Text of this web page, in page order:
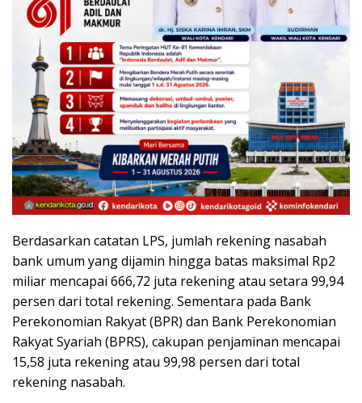
Berdasarkan catatan LPS, jumlah rekening nasabah
bank umum yang dijamin hingga batas maksimal Rp2
miliar mencapai 666,72 juta rekening atau setara 99,94
persen dari total rekening. Sementara pada Bank
Perekonomian Rakyat (BPR) dan Bank Perekonomian
Rakyat Syariah (BPRS), cakupan penjaminan mencapai
15,58 juta rekening atau 99,98 persen dari total
rekening nasabah.